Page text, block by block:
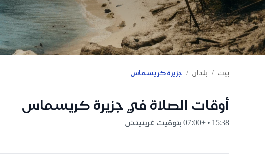
بيت / بلدان / جزيرة كريسماس
أوقات الصلاة في جزيرة كريسماس
15:38 • +07:00 بتوقيت غرينيتش